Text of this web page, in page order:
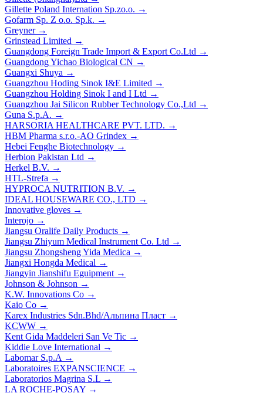
Gillette Poland Internation Sp.zo.o. →
Gofarm Sp. Z o.o. Sp.k. →
Greyner →
Grinstead Limited →
Guangdong Foreign Trade Import & Export Co.Ltd →
Guangdong Yichao Biological CN →
Guangxi Shuya →
Guangzhou Hoding Sinok I&E Limited →
Guangzhou Holding Sinok I and I Ltd →
Guangzhou Jai Silicon Rubber Technology Co.,Ltd →
Guna S.p.A. →
HARSORIA HEALTHCARE PVT. LTD. →
HBM Pharma s.r.o.-AO Grindex →
Hebei Fenghe Biotechnology →
Herbion Pakistan Ltd →
Herkel B.V. →
HTL-Strefa →
HYPROCA NUTRITION B.V. →
IDEAL HOUSEWARE CO., LTD →
Innovative gloves →
Interojo →
Jiangsu Oralife Daily Products →
Jiangsu Zhiyum Medical Instrument Co. Ltd →
Jiangsu Zhongsheng Yida Medica →
Jiangxi Hongda Medical →
Jiangyin Jianshifu Eguipment →
Johnson & Johnson →
K.W. Innovations Co →
Kaio Co →
Karex Industries Sdn.Bhd/Альпина Пласт →
KCWW →
Kent Gida Maddeleri San Ve Tic →
Kiddie Love International →
Labomar S.p.A →
Laboratoires EXPANSCIENCE →
Laboratorios Magrina S.L →
LA ROCHE-POSAY →